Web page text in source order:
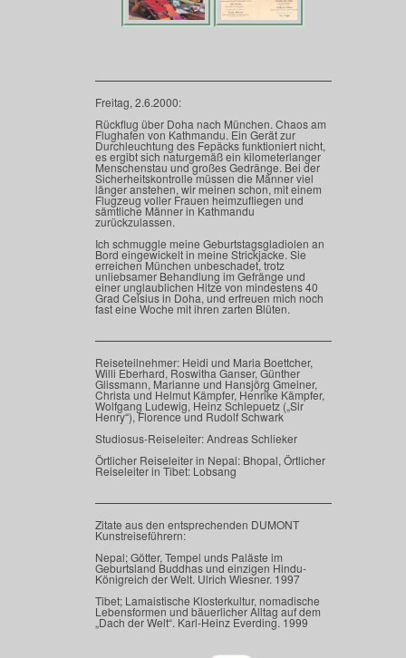
Freitag, 2.6.2000:
Rückflug über Doha nach München. Chaos am
Flughafen von Kathmandu. Ein Gerät zur
Durchleuchtung des Fepäcks funktioniert nicht,
es ergibt sich naturgemäß ein kilometerlanger
Menschenstau und großes Gedränge. Bei der
Sicherheitskontrolle müssen die Männer viel
länger anstehen, wir meinen schon, mit einem
Flugzeug voller Frauen heimzufliegen und
sämtliche Männer in Kathmandu
zurückzulassen.
Ich schmuggle meine Geburtstagsgladiolen an
Bord eingewickelt in meine Strickjacke. Sie
erreichen München unbeschadet, trotz
unliebsamer Behandlung im Gefränge und
einer unglaublichen Hitze von mindestens 40
Grad Celsius in Doha, und erfreuen mich noch
fast eine Woche mit ihren zarten Blüten.
Reiseteilnehmer: Heidi und Maria Boettcher,
Willi Eberhard, Roswitha Ganser, Günther
Glissmann, Marianne und Hansjörg Gmeiner,
Christa und Helmut Kämpfer, Henrike Kämpfer,
Wolfgang Ludewig, Heinz Schlepuetz („Sir
Henry“), Florence und Rudolf Schwark
Studiosus-Reiseleiter: Andreas Schlieker
Örtlicher Reiseleiter in Nepal: Bhopal, Örtlicher
Reiseleiter in Tibet: Lobsang
Zitate aus den entsprechenden DUMONT
Kunstreiseführern:
Nepal; Götter, Tempel unds Paläste im
Geburtsland Buddhas und einzigen Hindu-
Königreich der Welt. Ulrich Wiesner. 1997
Tibet; Lamaistische Klosterkultur, nomadische
Lebensformen und bäuerlicher Alltag auf dem
„Dach der Welt“. Karl-Heinz Everding. 1999